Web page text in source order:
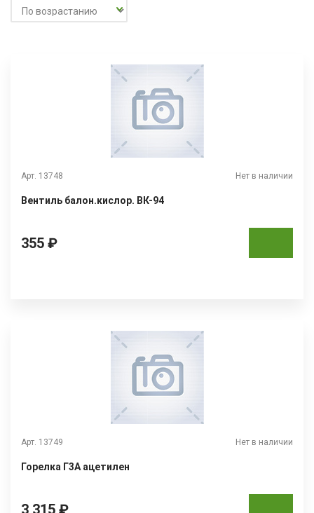
Арт. 13748 Нет в наличии
Вентиль балон.кислор. ВК-94
355 ₽
Арт. 13749 Нет в наличии
Горелка Г3А ацетилен
3 315 ₽